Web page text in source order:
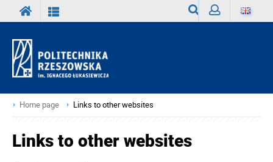
Home page Links to other websites
Links to other websites